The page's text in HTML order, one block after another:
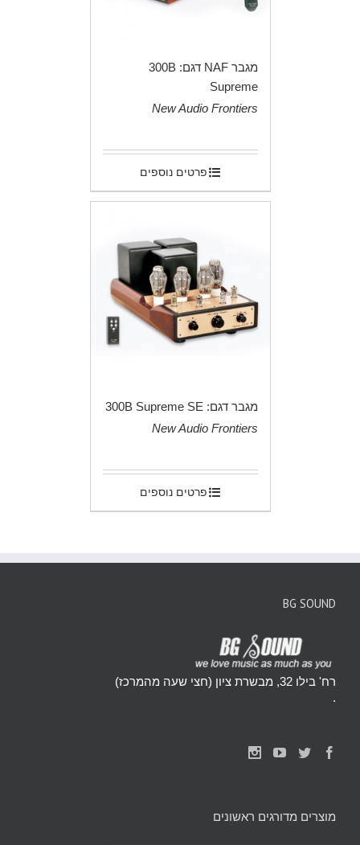
מגבר NAF דגם: 300B
Supreme
New Audio Frontiers
פרטים נוספים
מגבר דגם: 300B Supreme SE
New Audio Frontiers
פרטים נוספים
BG SOUND
רח' בילו 32, מבשרת ציון (חצי שעה מהמרכז)
.
מוצרים מדורגים ראשונים